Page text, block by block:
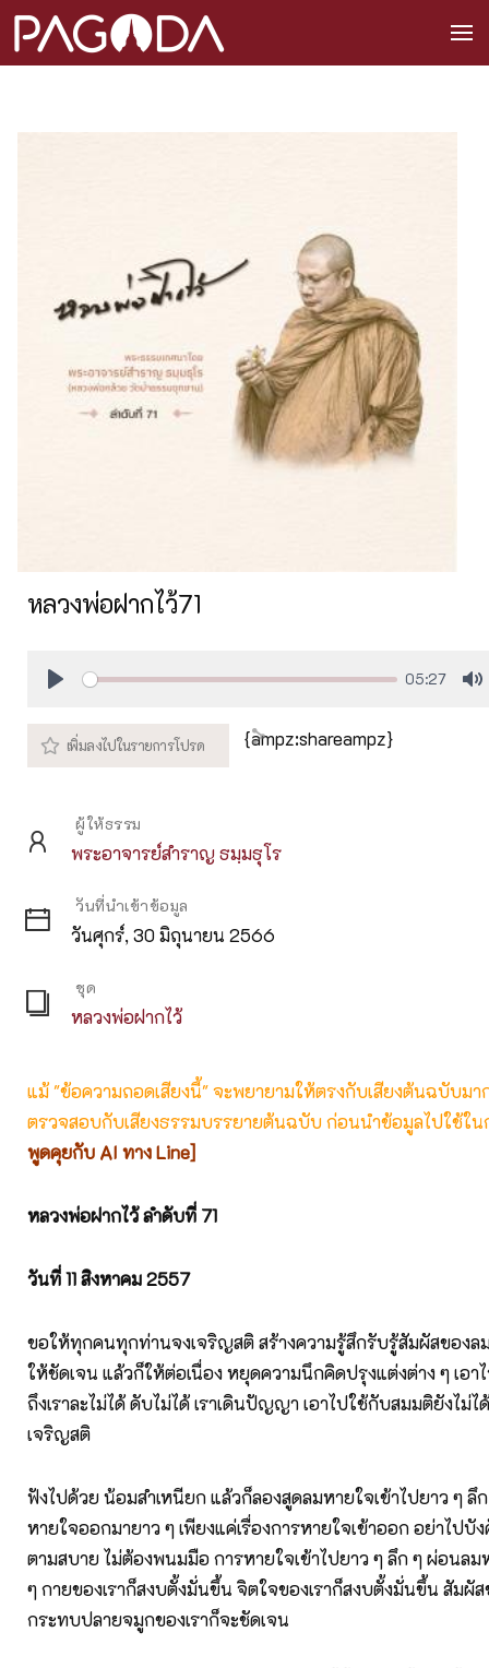
หลวงพ่อฝากไว้71
05:27
{ampz:shareampz}
ผู้ให้ธรรม
พระอาจารย์สำราญ ธมฺมธุโร
วันที่นำเข้าข้อมูล
วันศุกร์, 30 มิถุนายน 2566
ชุด
หลวงพ่อฝากไว้
แม้ "ข้อความถอดเสียงนี้" จะพยายามให้ตรงกับเสียงต้นฉบับม
ตรวจสอบกับเสียงธรรมบรรยายต้นฉบับ ก่อนนำข้อมูลไปใช้ใน
พูดคุยกับ AI ทาง Line]
หลวงพ่อฝากไว้ลำดับที่ 71
วันที่ 11สิงหาคม 2557
ขอให้ทุกคนทุกท่านจงเจริญสติ สร้างความรู้สึกรับรู้สัมผัสของล
ให้ชัดเจน แล้วก็ให้ต่อเนื่อง หยุดความนึกคิดปรุงแต่งต่าง ๆ เอา
ถึงเราละไม่ได้ ดับไม่ได้ เราเดินปัญญา เอาไปใช้กับสมมติยังไม่ไ
เจริญสติ
ฟังไปด้วย น้อมสำเหนียก แล้วก็ลองสูดลมหายใจเข้าไปยาว ๆ ลึ
หายใจออกมายาว ๆ เพียงแค่เรื่องการหายใจเข้าออก อย่าไปบั
ตามสบาย ไม่ต้องพนมมือ การหายใจเข้าไปยาว ๆ ลึก ๆ ผ่อนล
ๆ กายของเราก็สงบตั้งมั่นขึ้น จิตใจของเราก็สงบตั้งมั่นขึ้น สัมผั
กระทบปลายจมูกของเราก็จะชัดเจน